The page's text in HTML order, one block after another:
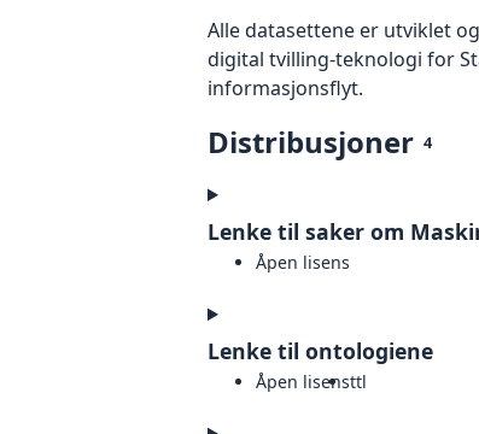
Alle datasettene er utviklet
digital tvilling‑teknologi for
informasjonsflyt.
Distribusjoner 4
Lenke til saker om
Åpen lisens
Lenke til ontologiene
Åpen lisensttl